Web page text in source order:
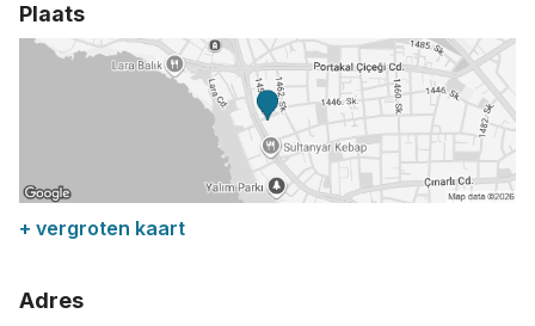
Plaats
+ vergroten kaart
Adres